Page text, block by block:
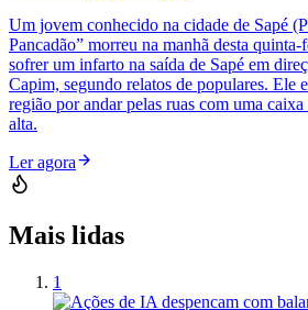
Um jovem conhecido na cidade de Sapé
Pancadão” morreu na manhã desta
sofrer um infarto na saída de Sapé em
Capim, segundo relatos de populares. Ele
região por andar pelas ruas com uma
alta.
Ler agora
Mais lidas
1